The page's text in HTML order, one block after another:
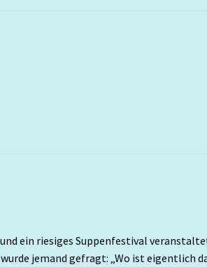
ein riesiges Suppenfestival
jemand gefragt: „Wo ist eigentlich